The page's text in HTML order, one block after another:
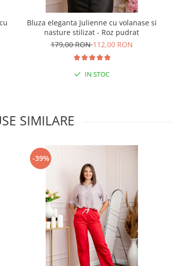
Bluza eleganta Julienne cu volanase si
nasture stilizat - Roz pudrat
179,00 RON112,00 RON
IN STOC
SIMILARE
-39%